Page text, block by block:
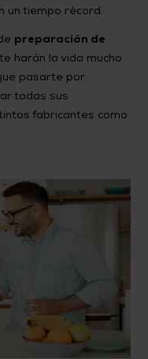
un tiempo récord.
preparación de
harán la vida mucho
pasarte por
todas sus
fabricantes como